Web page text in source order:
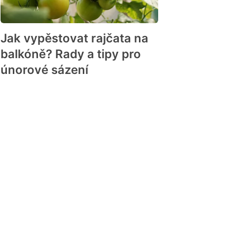
Jak vypěstovat rajčata na
balkóně? Rady a tipy pro
únorové sázení